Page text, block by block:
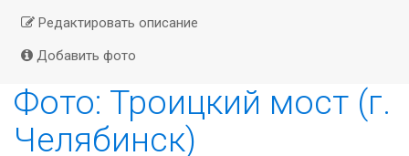
Редактировать описание
Добавить фото
Фото: Троицкий мост (г.
Челябинск)